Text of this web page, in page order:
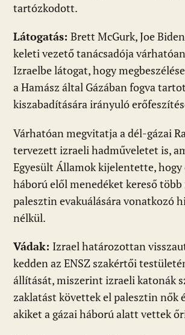
tartózkodott.
Látogatás: Brett McGurk, Joe
keleti vezető tanácsadója
Izraelbe látogat, hogy
a Hamász által Gázában fogva
kiszabadítására irányuló
Várhatóan megvitatja a dél-gázai
tervezett izraeli hadműveletet is,
Egyesült Államok kijelentette, hogy
háború elől menedéket kereső
palesztin evakuálására vonatkozó
nélkül.
Vádak: Izrael határozottan
kedden az ENSZ szakértői
állítását, miszerint izraeli katonák
zaklatást követtek el palesztin nők
akiket a gázai háború alatt vettek